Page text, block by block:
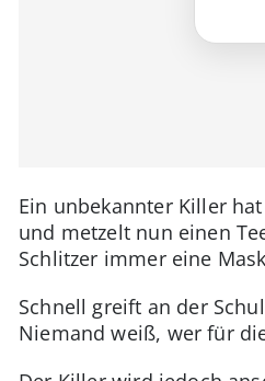
Ein unbekannter Killer
und metzelt nun einen
Schlitzer immer eine
Schnell greift an der
Niemand weiß, wer für